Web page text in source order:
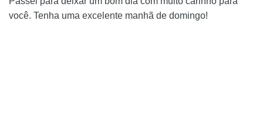
você. Tenha uma excelente manhã de domingo!